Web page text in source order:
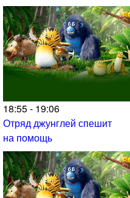
18:55 - 19:06
Отряд джунглей спешит
на помощь